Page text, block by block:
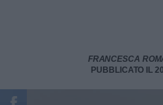
FRANCESCA
PUBBLICATO IL